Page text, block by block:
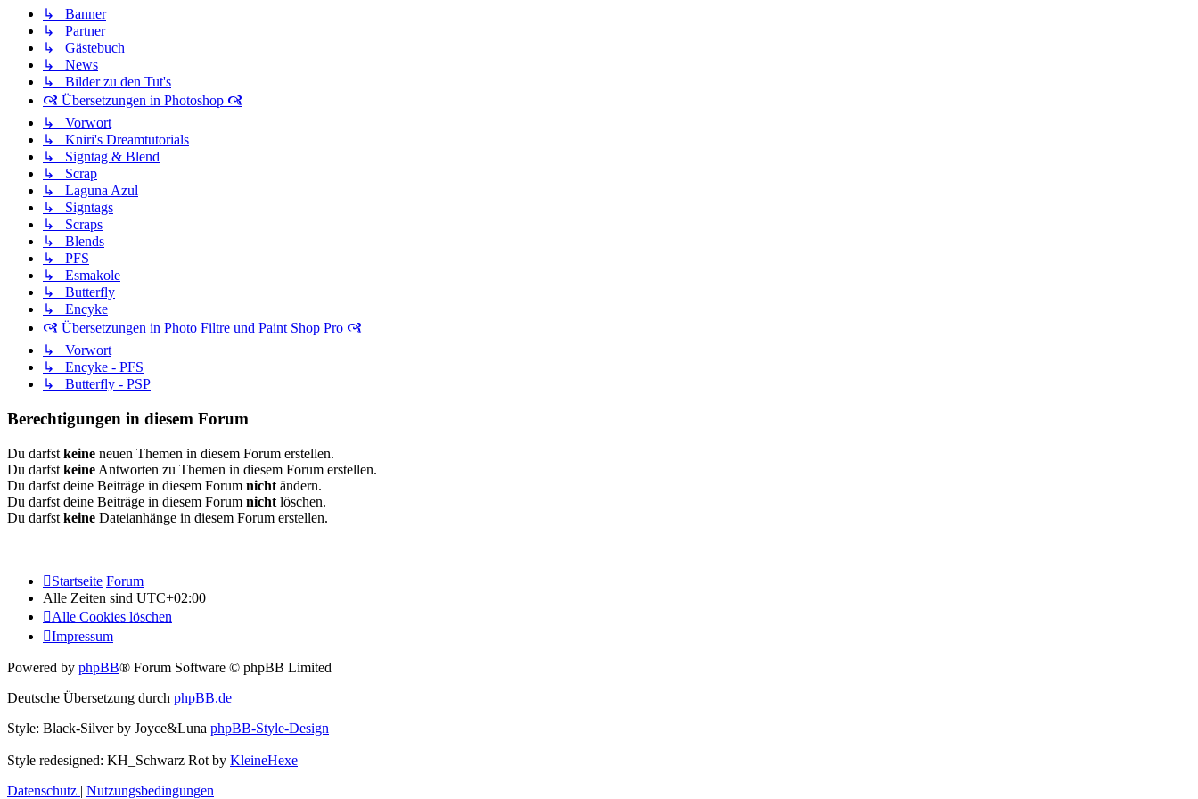
↳ Banner
↳ Partner
↳ Gästebuch
↳ News
↳ Bilder zu den Tut's
🙧 Übersetzungen in Photoshop 🙧
↳ Vorwort
↳ Kniri's Dreamtutorials
↳ Signtag & Blend
↳ Scrap
↳ Laguna Azul
↳ Signtags
↳ Scraps
↳ Blends
↳ PFS
↳ Esmakole
↳ Butterfly
↳ Encyke
🙧 Übersetzungen in Photo Filtre und Paint Shop Pro 🙧
↳ Vorwort
↳ Encyke - PFS
↳ Butterfly - PSP
Berechtigungen in diesem Forum
Du darfst keine neuen Themen in diesem Forum erstellen.
Du darfst keine Antworten zu Themen in diesem Forum erstellen.
Du darfst deine Beiträge in diesem Forum nicht ändern.
Du darfst deine Beiträge in diesem Forum nicht löschen.
Du darfst keine Dateianhänge in diesem Forum erstellen.
Startseite Forum
Alle Zeiten sind UTC+02:00
Alle Cookies löschen
Impressum
Powered by phpBB® Forum Software © phpBB Limited
Deutsche Übersetzung durch phpBB.de
Style: Black-Silver by Joyce&Luna phpBB-Style-Design
Style redesigned: KH_Schwarz Rot by KleineHexe
Datenschutz | Nutzungsbedingungen